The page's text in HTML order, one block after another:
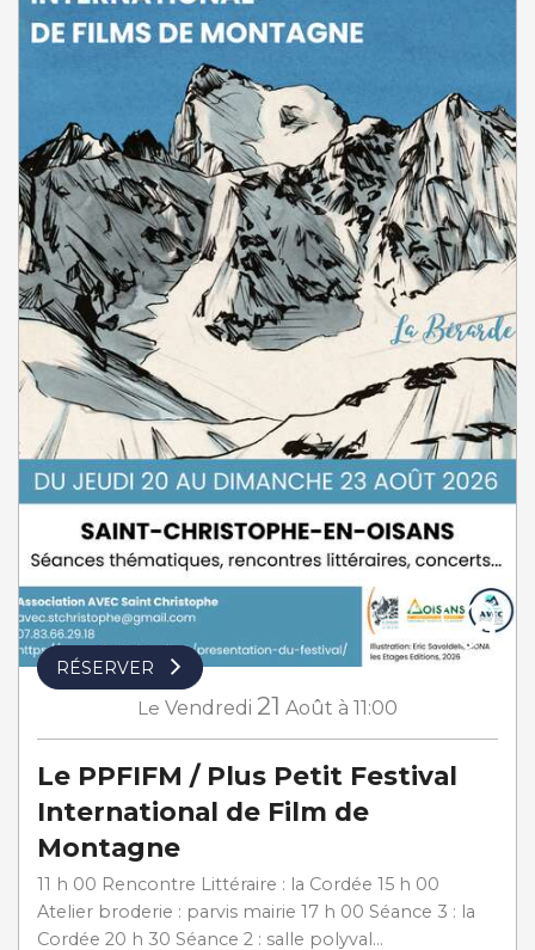
RÉSERVER
Le Vendredi 21 Août à 11:00
Le PPFIFM / Plus Petit Festival
International de Film de
Montagne
11 h 00 Rencontre Littéraire : la Cordée 15 h 00
Atelier broderie : parvis mairie 17 h 00 Séance 3 : la
Cordée 20 h 30 Séance 2 : salle polyval...